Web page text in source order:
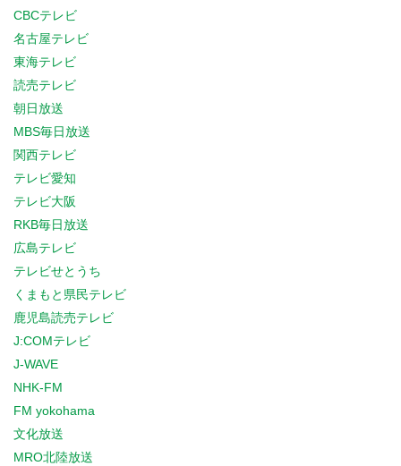
CBCテレビ
名古屋テレビ
東海テレビ
読売テレビ
朝日放送
MBS毎日放送
関西テレビ
テレビ愛知
テレビ大阪
RKB毎日放送
広島テレビ
テレビせとうち
くまもと県民テレビ
鹿児島読売テレビ
J:COMテレビ
J-WAVE
NHK-FM
FM yokohama
文化放送
MRO北陸放送